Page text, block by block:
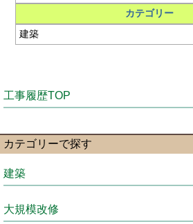
カテゴリー
建築
工事履歴TOP
カテゴリーで探す
建築
大規模改修